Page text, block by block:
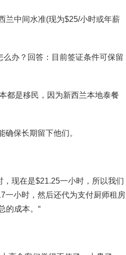
兰中间水准(现为$25/小时或年薪
办？回答：目前签证条件可保留
都是移民，因为新西兰本地泰餐
保长期留下他们。
现在是$21.25一小时，所以我们
小时，然后还代为支付厨师租房
的成本。“